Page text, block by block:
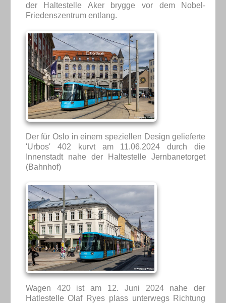
der Haltestelle Aker brygge vor dem Nobel-
Friedenszentrum entlang.
Der für Oslo in einem speziellen Design gelieferte
'Urbos' 402 kurvt am 11.06.2024 durch die
Innenstadt nahe der Haltestelle Jernbanetorget
(Bahnhof)
Wagen 420 ist am 12. Juni 2024 nahe der
Hatlestelle Olaf Ryes plass unterwegs Richtung